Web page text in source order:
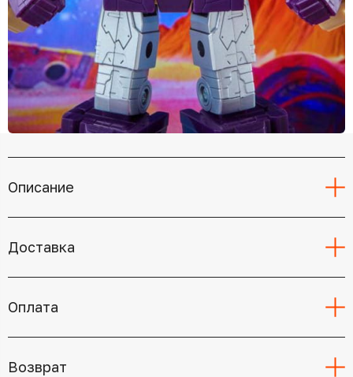
Описание
Доставка
Оплата
Возврат